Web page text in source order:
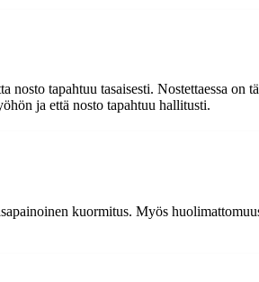
tapahtuu tasaisesti. Nostettaessa on
ja että nosto tapahtuu hallitusti.
kuormitus. Myös